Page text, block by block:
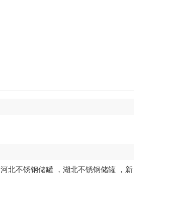
河北不锈钢储罐 ， 湖北不锈钢储罐 ， 新